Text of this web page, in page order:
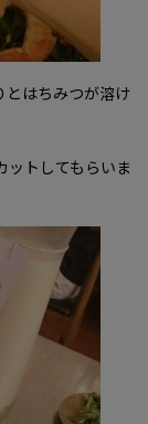
とはちみつが溶け
ットしてもらいま